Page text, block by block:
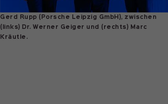
Gerd Rupp (Porsche Leipzig GmbH), zwischen
(links) Dr. Werner Geiger und (rechts) Marc
Kräutle.